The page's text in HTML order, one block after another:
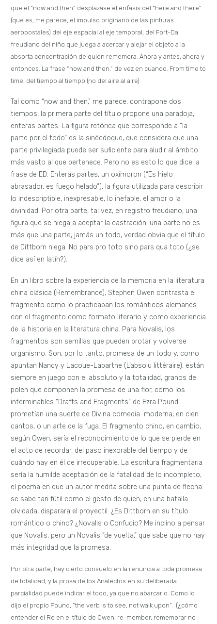
que el “now and then” desplazase el énfasis del “here and there”
(que es, me parece, el impulso originario de las pinturas
aeropostales) del eje espacial al eje temporal, del Fort-Da
freudiano del niño que juega a acercar y alejar el objeto a la
absorta concentración de quien rememora. Ahora y antes, ahora y
entonces. La frase “now and then,” de vez en cuando. From time to
time, del tiempo al tiempo (no del aire al aire).
Tal como “now and then,” me parece, contrapone dos
tiempos, la primera parte del título propone una paradoja,
enteras partes. La figura retórica que corresponde a “la
parte por el todo” es la sinécdoque, que considera que una
parte privilegiada puede ser suficiente para aludir al ámbito
más vasto al que pertenece. Pero no es esto lo que dice la
frase de ED. Enteras partes, un oxímoron (“Es hielo
abrasador, es fuego helado”), la figura utilizada para describir
lo indescriptible, inexpresable, lo inefable, el amor o la
divinidad. Por otra parte, tal vez, en registro freudiano, una
figura que se niega a aceptar la castración: una parte no es
más que una parte, jamás un todo, verdad obvia que el título
de Dittborn niega. No pars pro toto sino pars qua toto (¿se
dice así en latín?).
En un libro sobre la experiencia de la memoria en la literatura
china clásica (Remembrance), Stephen Owen contrasta el
fragmento como lo practicaban los románticos alemanes
con el fragmento como formato literario y como experiencia
de la historia en la literatura china. Para Novalis, los
fragmentos son semillas que pueden brotar y volverse
organismo. Son, por lo tanto, promesa de un todo y, como
apuntan Nancy y Lacoue-Labarthe (L’absolu littéraire), están
siempre en juego con el absoluto y la totalidad, granos de
polen que componen la promesa de una flor, como los
interminables “Drafts and Fragments” de Ezra Pound
prometían una suerte de Divina comedia moderna, en cien
cantos, o un arte de la fuga. El fragmento chino, en cambio,
según Owen, sería el reconocimiento de lo que se pierde en
el acto de recordar, del paso inexorable del tiempo y de
cuándo hay en él de irrecuperable. La escritura fragmentaria
sería la humilde aceptación de la fatalidad de lo incompleto,
el poema en que un autor medita sobre una punta de flecha
se sabe tan fútil como el gesto de quien, en una batalla
olvidada, disparara el proyectil. ¿Es Dittborn en su título
romántico o chino? ¿Novalis o Confucio? Me inclino a pensar
que Novalis, pero un Novalis “de vuelta,” que sabe que no hay
más integridad que la promesa.
Por otra parte, hay cierto consuelo en la renuncia a toda promesa
de totalidad, y la prosa de los Analectos en su deliberada
parcialidad puede indicar el todo, ya que no abarcarlo. Como lo
dijo el propio Pound, “the verb is to see, not walk upon”. (¿cómo
entender el Re en el título de Owen, re-member, rememorar no